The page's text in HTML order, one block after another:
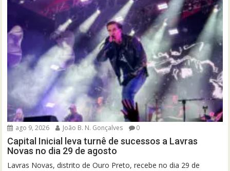
ago 9, 2026 João B. N. Gonçalves 0
Capital Inicial leva turnê de sucessos a Lavras
Novas no dia 29 de agosto
Lavras Novas, distrito de Ouro Preto, recebe no dia 29 de